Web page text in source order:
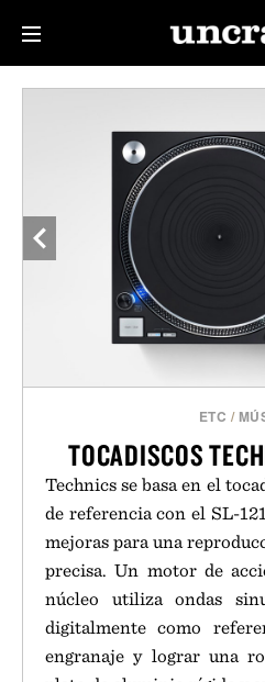
ETC /
TOCADISCOS
Technics se basa en el
de referencia con el SL-
mejoras para una
precisa. Un motor de
núcleo utiliza ondas
digitalmente como
engranaje y lograr una